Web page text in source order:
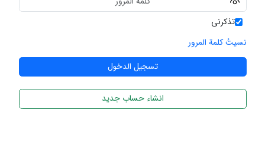
تذكرني
نسيتُ كلمة المرور
انشاء حساب جديد